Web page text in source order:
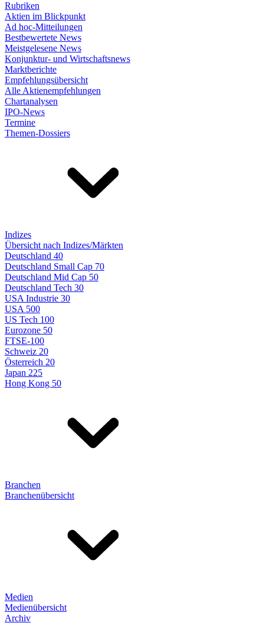
Rubriken
Aktien im Blickpunkt
Ad hoc-Mitteilungen
Bestbewertete News
Meistgelesene News
Konjunktur- und Wirtschaftsnews
Marktberichte
Empfehlungsübersicht
Alle Aktienempfehlungen
Chartanalysen
IPO-News
Termine
Themen-Dossiers
Indizes
Übersicht nach Indizes/Märkten
Deutschland 40
Deutschland Small Cap 70
Deutschland Mid Cap 50
Deutschland Tech 30
USA Industrie 30
USA 500
US Tech 100
Eurozone 50
FTSE-100
Schweiz 20
Österreich 20
Japan 225
Hong Kong 50
Branchen
Branchenübersicht
Medien
Medienübersicht
Archiv